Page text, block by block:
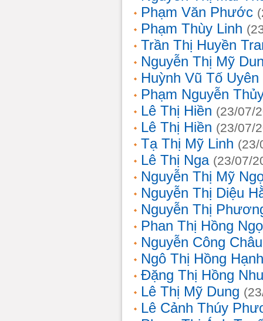
Phạm Văn Phước
Phạm Thùy Linh
Trần Thị Huyền
Nguyễn Thị Mỹ
Huỳnh Vũ Tố Uyên
Phạm Nguyễn
Lê Thị Hiền (23/07/
Lê Thị Hiền (23/07/
Tạ Thị Mỹ Linh (23/
Lê Thị Nga (23/07/
Nguyễn Thị Mỹ
Nguyễn Thị Diệu
Nguyễn Thị
Phan Thị Hồng
Nguyễn Công Châu
Ngô Thị Hồng Hạnh
Đặng Thị Hồng
Lê Thị Mỹ Dung
Lê Cảnh Thúy